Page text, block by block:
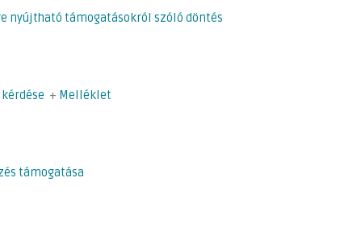
nyújtható támogatásokról szóló döntés
+ Melléklet
támogatása